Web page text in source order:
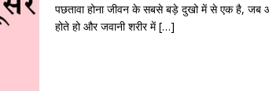
पछतावा होना जीवन के सबसे बड़े दुखो में से एक है,
होते हो और जवानी शरीर में[…]